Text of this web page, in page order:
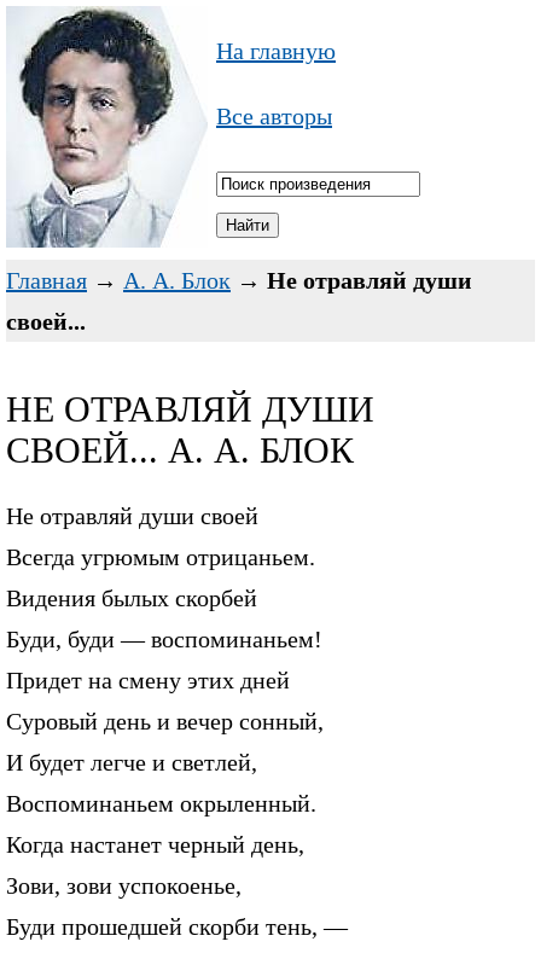
На главную
Все авторы
Главная → А. А. Блок → Не отравляй души
своей...
НЕ ОТРАВЛЯЙ ДУШИ
СВОЕЙ... А. А. БЛОК
Не отравляй души своей
Всегда угрюмым отрицаньем.
Видения былых скорбей
Буди, буди — воспоминаньем!
Придет на смену этих дней
Суровый день и вечер сонный,
И будет легче и светлей,
Воспоминаньем окрыленный.
Когда настанет черный день,
Зови, зови успокоенье,
Буди прошедшей скорби тень, —